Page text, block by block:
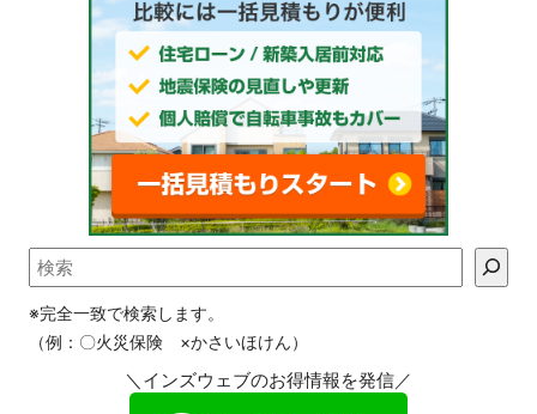
※完全一致で検索します。
（例：〇火災保険 ×かさいほけん）
＼インズウェブのお得情報を発信／